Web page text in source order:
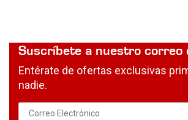
Suscríbete a nuestro correo
Entérate de ofertas exclusivas
nadie.